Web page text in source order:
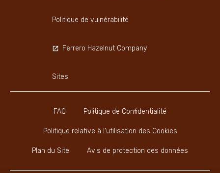
FAQ Politique de Confidentialité
Politique relative à l'utilisation des Cookies
Plan du Site Avis de protection des données
Politique de vulnérabilité
Ferrero Hazelnut Company
Sites